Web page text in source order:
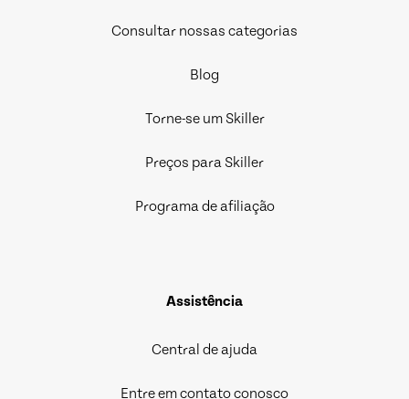
Consultar nossas categorias
Blog
Torne-se um Skiller
Preços para Skiller
Programa de afiliação
Assistência
Central de ajuda
Entre em contato conosco